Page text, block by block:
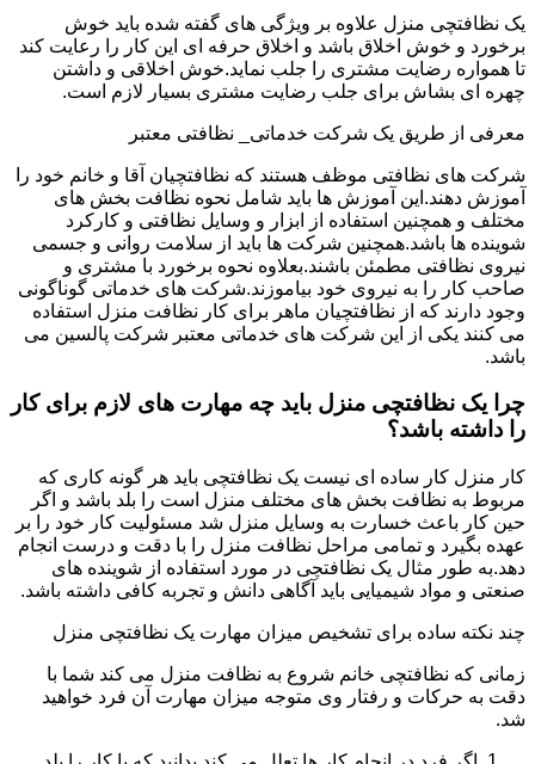
یک نظافتچی منزل علاوه بر ویژگی های گفته شده باید خوش
برخورد و خوش اخلاق باشد و اخلاق حرفه ای این کار را رعایت کند
تا همواره رضایت مشتری را جلب نماید.خوش اخلاقی و داشتن
چهره ای بشاش برای جلب رضایت مشتری بسیار لازم است.
معرفی از طریق یک شرکت خدماتی_ نظافتی معتبر
شرکت های نظافتی موظف هستند که نظافتچیان آقا و خانم خود را
آموزش دهند.این آموزش ها باید شامل نحوه نظافت بخش های
مختلف و همچنین استفاده از ابزار و وسایل نظافتی و کارکرد
شوینده ها باشد.همچنین شرکت ها باید از سلامت روانی و جسمی
نیروی نظافتی مطمئن باشند.بعلاوه نحوه برخورد با مشتری و
صاحب کار را به نیروی خود بیاموزند.شرکت های خدماتی گوناگونی
وجود دارند که از نظافتچیان ماهر برای کار نظافت منزل استفاده
می کنند یکی از این شرکت های خدماتی معتبر شرکت پالسین می
باشد.
چرا یک نظافتچی منزل باید چه مهارت های لازم برای کار
را داشته باشد؟
کار منزل کار ساده ای نیست یک نظافتچی باید هر گونه کاری که
مربوط به نظافت بخش های مختلف منزل است را بلد باشد و اگر
حین کار باعث خسارت به وسایل منزل شد مسئولیت کار خود را بر
عهده بگیرد و تمامی مراحل نظافت منزل را با دقت و درست انجام
دهد.به طور مثال یک نظافتچی در مورد استفاده از شوینده های
صنعتی و مواد شیمیایی باید آگاهی دانش و تجربه کافی داشته باشد.
چند نکته ساده برای تشخیص میزان مهارت یک نظافتچی منزل
زمانی که نظافتچی خانم شروع به نظافت منزل می کند شما با
دقت به حرکات و رفتار وی متوجه میزان مهارت آن فرد خواهید
شد.